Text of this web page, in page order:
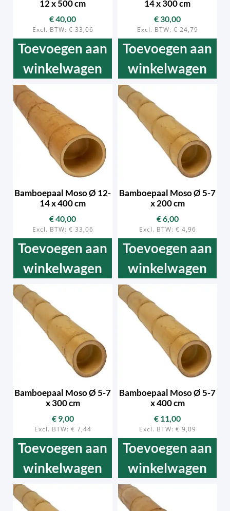
12 x 500 cm
€40,00
Excl. BTW: € 33,06
Toevoegen aan
winkelwagen
14 x 300 cm
€ 30,00
Excl. BTW: € 24,79
Toevoegen aan
winkelwagen
Bamboepaal Moso Ø 12-
14 x 400 cm
€40,00
Excl. BTW: € 33,06
Toevoegen aan
winkelwagen
Bamboepaal Moso Ø 5-7
x 200 cm
€6,00
Excl. BTW: € 4,96
Toevoegen aan
winkelwagen
Bamboepaal Moso Ø 5-7
x 300 cm
€9,00
Excl. BTW: € 7,44
Toevoegen aan
winkelwagen
Bamboepaal Moso Ø 5-7
x 400 cm
€ 11,00
Excl. BTW: € 9,09
Toevoegen aan
winkelwagen